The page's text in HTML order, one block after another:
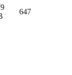
647